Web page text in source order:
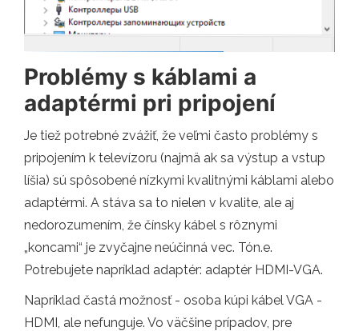
Problémy s káblami a
adaptérmi pri pripojení
Je tiež potrebné zvážiť, že veľmi často problémy s
pripojením k televízoru (najmä ak sa výstup a vstup
líšia) sú spôsobené nízkymi kvalitnými káblami alebo
adaptérmi. A stáva sa to nielen v kvalite, ale aj
nedorozumením, že čínsky kábel s rôznymi
„koncami“ je zvyčajne neúčinná vec. Tón.e.
Potrebujete napríklad adaptér: adaptér HDMI-VGA.
Napríklad častá možnosť - osoba kúpi kábel VGA -
HDMI, ale nefunguje. Vo väčšine prípadov, pre